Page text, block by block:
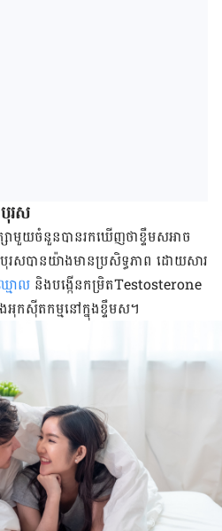
រស​
ា​មួយ​ចំនួន​បាន​រក​ឃើញ​ថា​ខ្ទឹម​ស​អាច​
ស​បាន​យ៉ាង​មាន​ប្រសិទ្ធភាព​ ដោយ​សារ​
មោល ​ និង​បង្កើន​កម្រិតT​estosterone ​
កស៊ីតកម្មនៅក្នុង​ខ្ទឹម​ស​។